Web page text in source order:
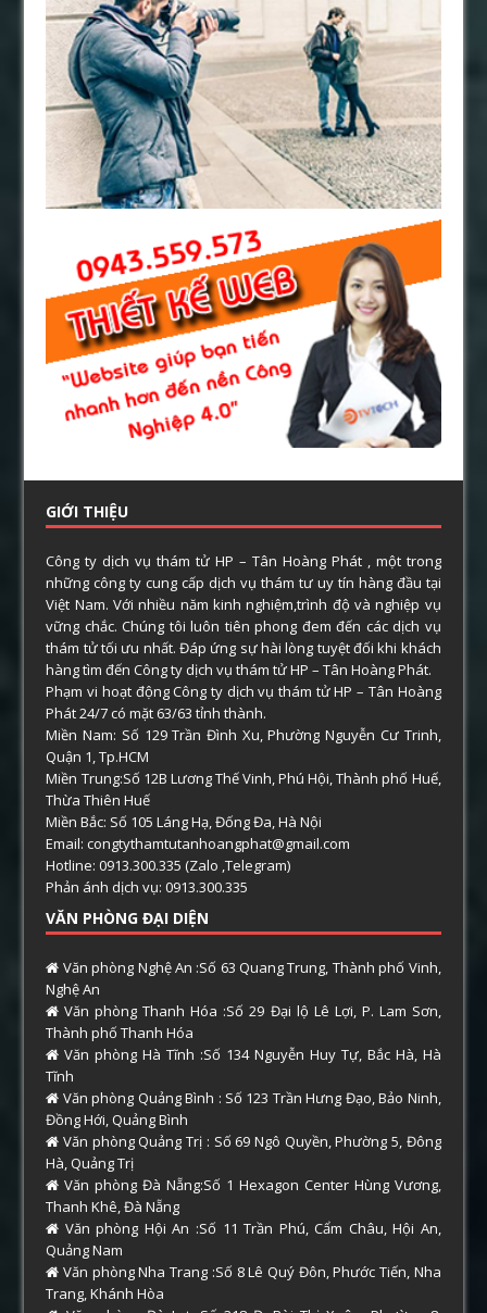
GIỚI THIỆU
Công ty dịch vụ thám tử HP – Tân Hoàng Phát , một trong
những công ty cung cấp dịch vụ thám tư uy tín hàng đầu tại
Việt Nam. Với nhiều năm kinh nghiệm,trình độ và nghiệp vụ
vững chắc. Chúng tôi luôn tiên phong đem đến các dịch vụ
thám tử tối ưu nhất. Đáp ứng sự hài lòng tuyệt đối khi khách
hàng tìm đến Công ty dịch vụ thám tử HP – Tân Hoàng Phát.
Phạm vi hoạt động Công ty dịch vụ thám tử HP – Tân Hoàng
Phát 24/7 có mặt 63/63 tỉnh thành.
Miền Nam: Số 129 Trần Đình Xu, Phường Nguyễn Cư Trinh,
Quận 1, Tp.HCM
Miền Trung:Số 12B Lương Thế Vinh, Phú Hội, Thành phố Huế,
Thừa Thiên Huế
Miền Bắc: Số 105 Láng Hạ, Đống Đa, Hà Nội
Email: congtythamtutanhoangphat@gmail.com
Hotline: 0913.300.335 (Zalo ,Telegram)
Phản ánh dịch vụ: 0913.300.335
VĂN PHÒNG ĐẠI DIỆN
Văn phòng Nghệ An :Số 63 Quang Trung, Thành phố Vinh,
Nghệ An
Văn phòng Thanh Hóa :Số 29 Đại lộ Lê Lợi, P. Lam Sơn,
Thành phố Thanh Hóa
Văn phòng Hà Tĩnh :Số 134 Nguyễn Huy Tự, Bắc Hà, Hà
Tĩnh
Văn phòng Quảng Bình : Số 123 Trần Hưng Đạo, Bảo Ninh,
Đồng Hới, Quảng Bình
Văn phòng Quảng Trị : Số 69 Ngô Quyền, Phường 5, Đông
Hà, Quảng Trị
Văn phòng Đà Nẵng:Số 1 Hexagon Center Hùng Vương,
Thanh Khê, Đà Nẵng
Văn phòng Hội An :Số 11 Trần Phú, Cẩm Châu, Hội An,
Quảng Nam
Văn phòng Nha Trang :Số 8 Lê Quý Đôn, Phước Tiến, Nha
Trang, Khánh Hòa